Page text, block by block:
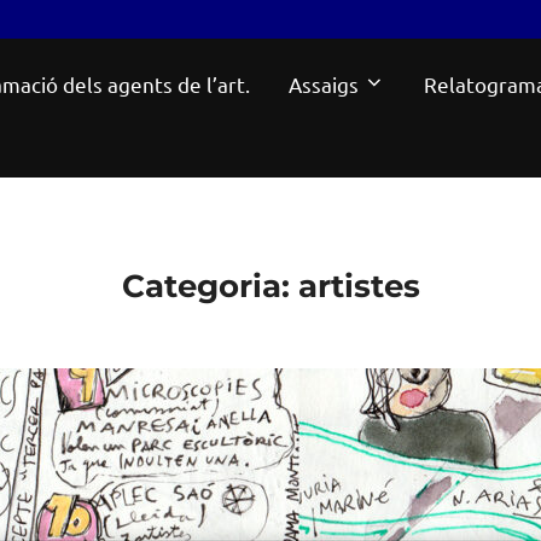
dels agents de l’art. Assaigs
Categoria: artistes